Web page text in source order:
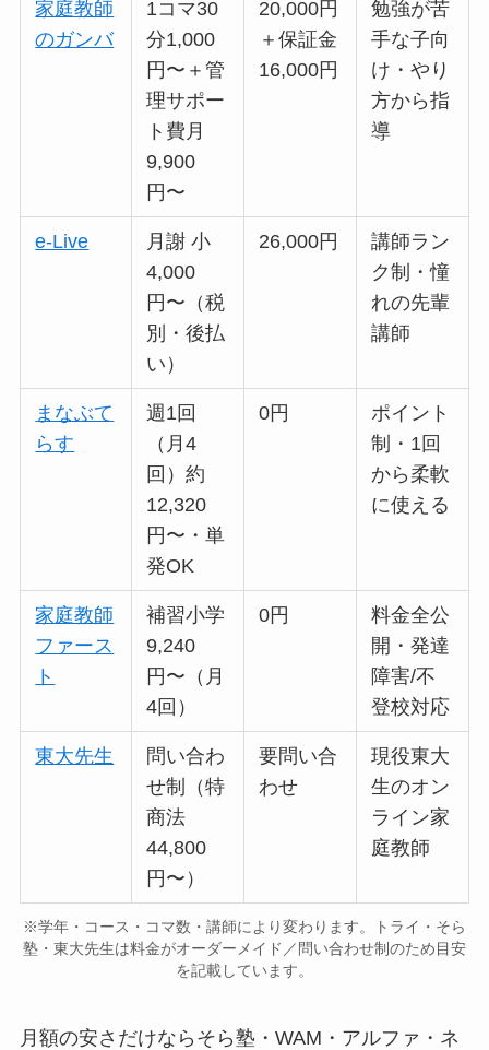
家庭教師
のガンバ
1コマ30
分1,000
円〜＋管
理サポー
ト費月
9,900
円〜
20,000円
＋保証金
16,000円
勉強が苦
手な子向
け・やり
方から指
導
e-Live
月謝 小
4,000
円〜（税
別・後払
い）
26,000円
講師ラン
ク制・憧
れの先輩
講師
まなぶて
らす
週1回
（月4
回）約
12,320
円〜・単
発OK
0円
ポイント
制・1回
から柔軟
に使える
家庭教師
ファース
ト
補習小学
9,240
円〜（月
4回）
0円
料金全公
開・発達
障害/不
登校対応
東大先生
問い合わ
せ制（特
商法
44,800
円〜）
要問い合
わせ
現役東大
生のオン
ライン家
庭教師
※学年・コース・コマ数・講師により変わります。トライ・そら
塾・東大先生は料金がオーダーメイド／問い合わせ制のため目安
を記載しています。
月額の安さだけならそら塾・WAM・アルファ・ネ